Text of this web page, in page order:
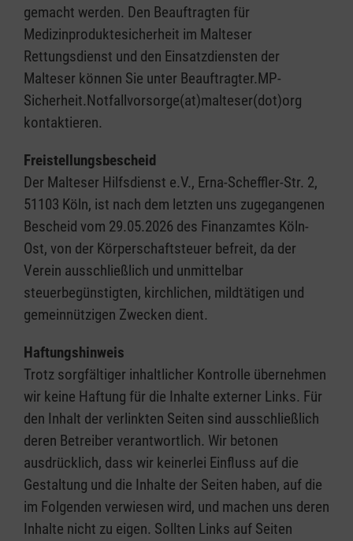
gemacht werden. Den Beauftragten für
Medizinproduktesicherheit im Malteser
Rettungsdienst und den Einsatzdiensten der
Malteser können Sie unter Beauftragter.MP-
Sicherheit.Notfallvorsorge(at)malteser(dot)org
kontaktieren.
Freistellungsbescheid
Der Malteser Hilfsdienst e.V., Erna-Scheffler-Str. 2,
51103 Köln, ist nach dem letzten uns zugegangenen
Bescheid vom 29.05.2026 des Finanzamtes Köln-
Ost, von der Körperschaftsteuer befreit, da der
Verein ausschließlich und unmittelbar
steuerbegünstigten, kirchlichen, mildtätigen und
gemeinnützigen Zwecken dient.
Haftungshinweis
Trotz sorgfältiger inhaltlicher Kontrolle übernehmen
wir keine Haftung für die Inhalte externer Links. Für
den Inhalt der verlinkten Seiten sind ausschließlich
deren Betreiber verantwortlich. Wir betonen
ausdrücklich, dass wir keinerlei Einfluss auf die
Gestaltung und die Inhalte der Seiten haben, auf die
im Folgenden verwiesen wird, und machen uns deren
Inhalte nicht zu eigen. Sollten Links auf Seiten